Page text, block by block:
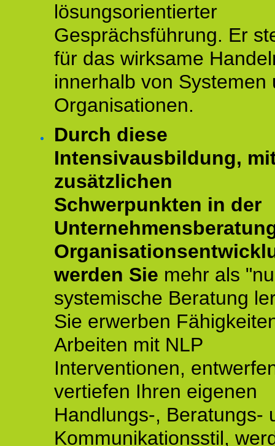
lösungsorientierter
Gesprächsführung. Er
für das wirksame
innerhalb von Systemen
Organisationen.
Durch diese
Intensivausbildung,
zusätzlichen
Schwerpunkten in der
werden Sie mehr als
systemische Beratung
Sie erwerben
Arbeiten mit NLP
Interventionen,
vertiefen Ihren eigenen
Handlungs-, Beratungs-
Kommunikationsstil,